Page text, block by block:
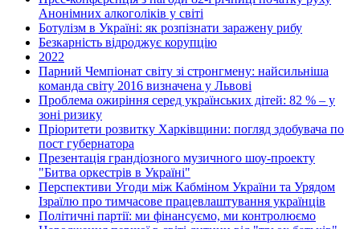
Анонімних алкоголіків у світі
Ботулізм в Україні: як розпізнати заражену рибу
Безкарність відроджує корупцію
2022
Парний Чемпіонат світу зі стронгмену: найсильніша
команда світу 2016 визначена у Львові
Проблема ожиріння серед українських дітей: 82 % – у
зоні ризику
Пріоритети розвитку Харківщини: погляд здобувача по
пост губернатора
Презентація грандіозного музичного шоу-проекту
"Битва оркестрів в Україні"
Перспективи Угоди між Кабміном України та Урядом
Ізраїлю про тимчасове працевлаштування українців
Політичні партії: ми фінансуємо, ми контролюємо